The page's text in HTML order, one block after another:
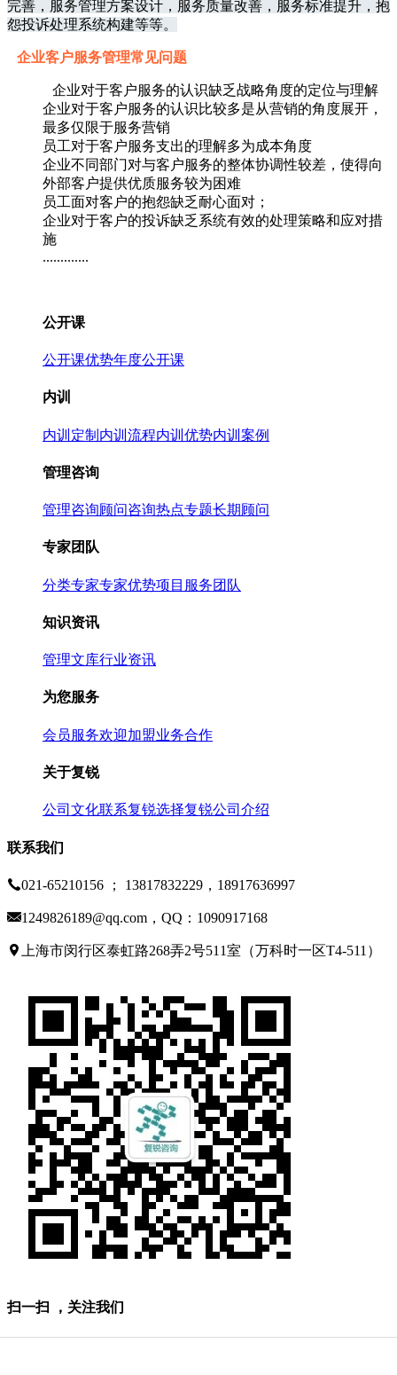
完善，服务管理方案设计，服务质量改善，服务标准提升，抱
怨投诉处理系统构建等等。
企业客户服务管理常见问题
企业对于客户服务的认识缺乏战略角度的定位与理解
企业对于客户服务的认识比较多是从营销的角度展开，
最多仅限于服务营销
员工对于客户服务支出的理解多为成本角度
企业不同部门对与客户服务的整体协调性较差，使得向
外部客户提供优质服务较为困难
员工面对客户的抱怨缺乏耐心面对；
企业对于客户的投诉缺乏系统有效的处理策略和应对措
施
.............
公开课
公开课优势年度公开课
内训
内训定制 内训流程内训优势内训案例
管理咨询
管理咨询顾问咨询热点专题长期顾问
专家团队
分类专家专家优势项目服务团队
知识资讯
管理文库行业资讯
为您服务
会员服务欢迎加盟业务合作
关于复锐
公司文化联系复锐选择复锐公司介绍
联系我们
021-65210156 ； 13817832229，18917636997
1249826189@qq.com，QQ：1090917168
上海市闵行区泰虹路268弄2号511室（万科时一区T4-511）
扫一扫 ，关注我们